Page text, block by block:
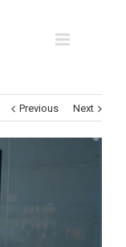
×
Previous Next